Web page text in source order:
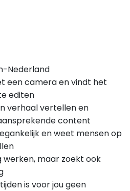
Nederland
een camera en vindt het
editen
verhaal vertellen en
content
en weet mensen op
werken, maar zoekt ook
is voor jou geen